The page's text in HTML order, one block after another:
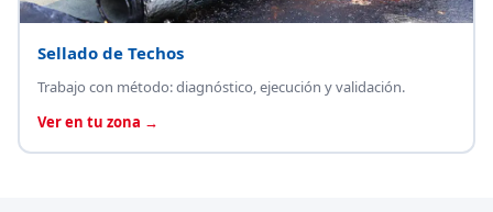
Sellado de Techos
Trabajo con método: diagnóstico, ejecución y validación.
Ver en tu zona →